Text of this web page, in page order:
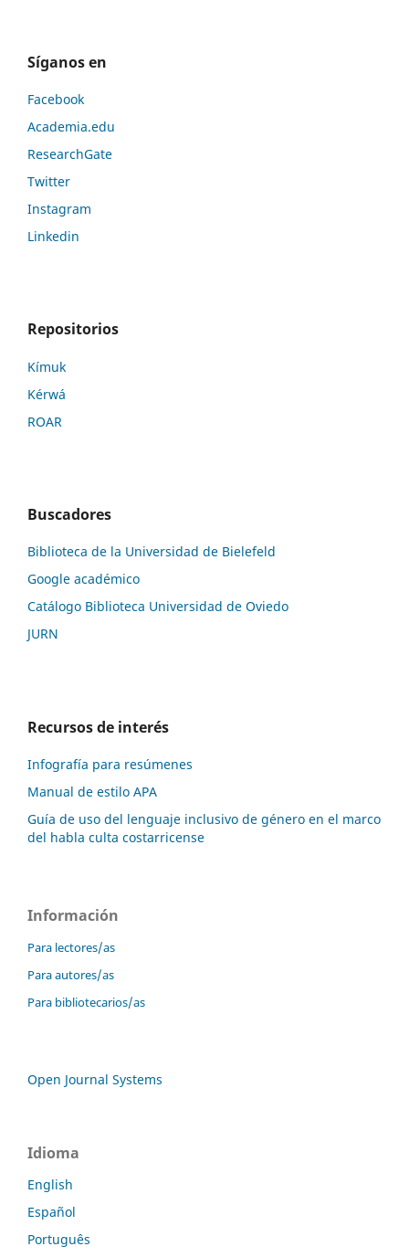
Síganos en
Facebook
Academia.edu
ResearchGate
Twitter
Instagram
Linkedin
Repositorios
Kí­muk
Kérwá
ROAR
Buscadores
Biblioteca de la Universidad de Bielefeld
Google académico
Catálogo Biblioteca Universidad de Oviedo
JURN
Recursos de interés
Infografía para resúmenes
Manual de estilo APA
Guía de uso del lenguaje inclusivo de género en el marco
del habla culta costarricense
Información
Para lectores/as
Para autores/as
Para bibliotecarios/as
Open Journal Systems
Idioma
English
Español
Português